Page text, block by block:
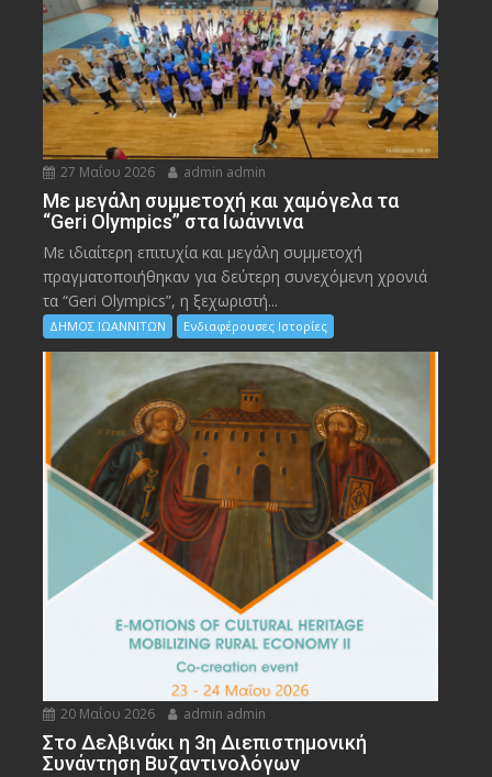
27 Μαΐου 2026 admin admin
Με μεγάλη συμμετοχή και χαμόγελα τα
“Geri Olympics” στα Ιωάννινα
Με ιδιαίτερη επιτυχία και μεγάλη συμμετοχή
πραγματοποιήθηκαν για δεύτερη συνεχόμενη χρονιά
τα “Geri Olympics”, η ξεχωριστή...
ΔΗΜΟΣ ΙΩΑΝΝΙΤΩΝ Ενδιαφέρουσες Ιστορίες
20 Μαΐου 2026 admin admin
Στο Δελβινάκι η 3η Διεπιστημονική
Συνάντηση Βυζαντινολόγων